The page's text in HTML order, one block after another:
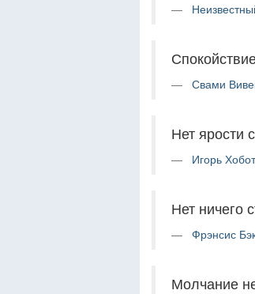
Свами
Нет ярости
Игорь
Нет ничего
Фрэнсис
Молчание